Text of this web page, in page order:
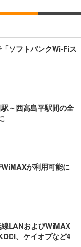
チェア 疲れない テレ
ト 30度ロッキング機
ー付き 高反発クッシ
ゲーミング/勉強/事
(ブラック)
チェア 疲れない テレ
ー付き 高反発クッシ
ゲーミング/勉強/事
(ホワイト)
クチェア 肘なし メ
テレワーク 在宅
ター DualSense 充電
27インチ 液晶モニタ
】GRAPHT THE S
本メーカー)
ツ L 中型犬用 26枚入
ク) 【Amazon.co.jp
超厚型 お徳用 レギ
ソフトバンクWi-Fiス
～西高島平駅間の全
が利用可能に
LANおよびWiMAX
、ケイオプなど4